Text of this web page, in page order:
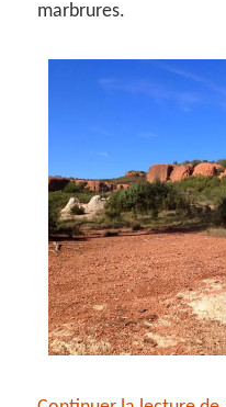
marbrures.